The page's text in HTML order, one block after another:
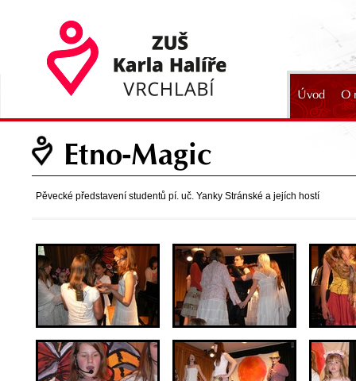
Úvod O
Etno-Magic
Pěvecké představení studentů pí. uč. Yanky Stránské a jejích hostí